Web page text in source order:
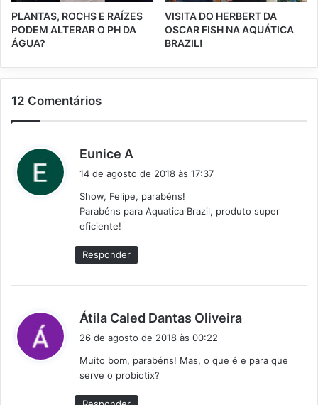
PLANTAS, ROCHS E RAÍZES
PODEM ALTERAR O PH DA
ÁGUA?
VISITA DO HERBERT DA
OSCAR FISH NA AQUÁTICA
BRAZIL!
12 Comentários
Eunice A
s
e
14 de agosto de 2018 às 17:37
Show, Felipe, parabéns!
Parabéns para Aquatica Brazil, produto super
eficiente!
Responder
Átila Caled Dantas Oliveira
s
26 de agosto de 2018 às 00:22
Muito bom, parabéns! Mas, o que é e para que
serve o probiotix?